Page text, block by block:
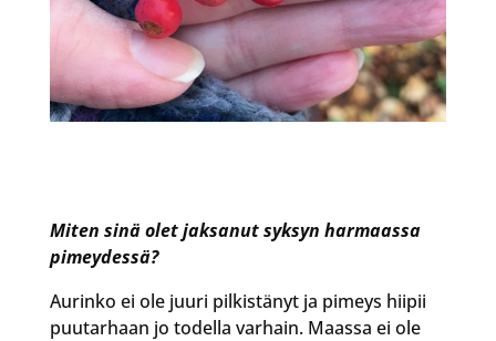
Miten sinä olet jaksanut syksyn harmaassa
pimeydessä?
Aurinko ei ole juuri pilkistänyt ja pimeys hiipii
puutarhaan jo todella varhain. Maassa ei ole